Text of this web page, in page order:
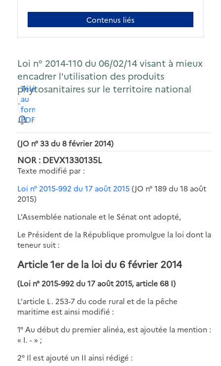
Contenus liés
Loi n° 2014-110 du 06/02/14 visant à mieux
encadrer l'utilisation des produits
phytosanitaires sur le territoire national
Télécharger
au
format
PDF
(JO n° 33 du 8 février 2014)
NOR : DEVX1330135L
Texte modifié par :
Loi n° 2015-992 du 17 août 2015 (JO n° 189 du 18 août
2015)
L'Assemblée nationale et le Sénat ont adopté,
Le Président de la République promulgue la loi dont la
teneur suit :
Article 1er de la loi du 6 février 2014
(Loi n° 2015-992 du 17 août 2015, article 68 I)
L'article L. 253-7 du code rural et de la pêche
maritime est ainsi modifié :
1° Au début du premier alinéa, est ajoutée la mention :
« I. - » ;
2° Il est ajouté un II ainsi rédigé :